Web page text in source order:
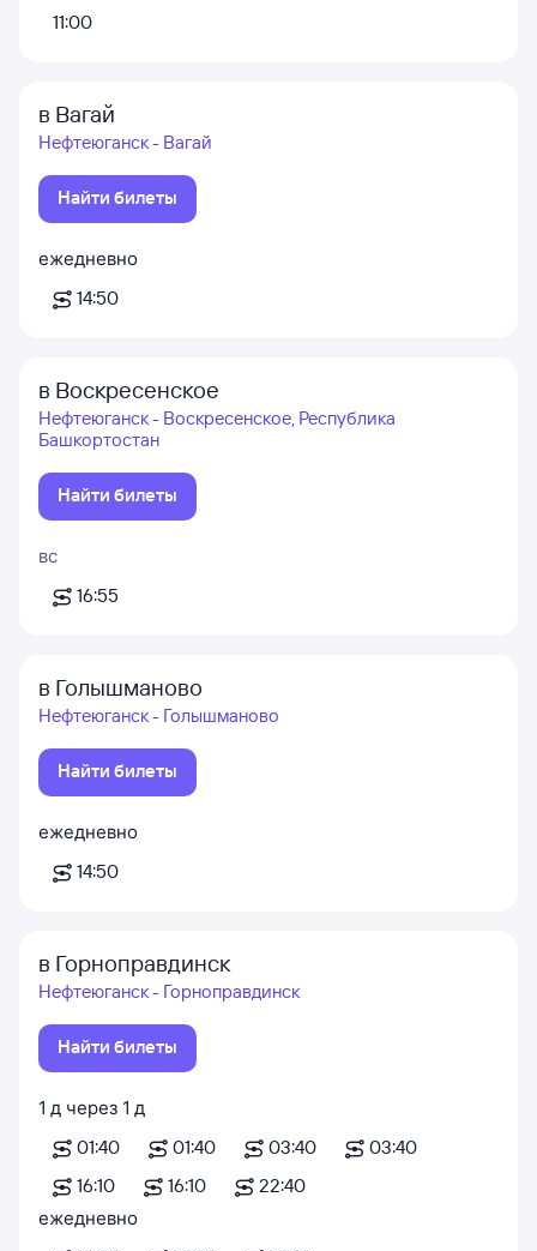
11:00
в Вагай
Нефтеюганск - Вагай
Найти билеты
ежедневно
14:50
в Воскресенское
Нефтеюганск - Воскресенское, Республика
Башкортостан
Найти билеты
вс
16:55
в Голышманово
Нефтеюганск - Голышманово
Найти билеты
ежедневно
14:50
в Горноправдинск
Нефтеюганск - Горноправдинск
Найти билеты
1 д через 1 д
01:40
01:40 03:40
03:40
16:10
16:10
22:40
ежедневно